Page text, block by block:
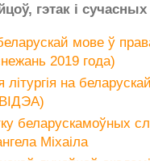
гэтак і
беларускай мове ў
2019 года)
літургія на
беларускамоўных
Міхаіла